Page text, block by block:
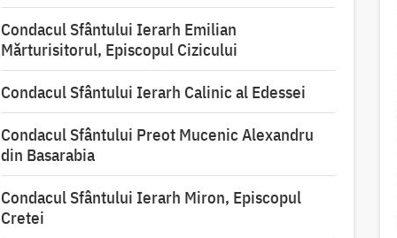
Condacul Sfântului Ierarh Emilian
Mărturisitorul, Episcopul Cizicului
Condacul Sfântului Ierarh Calinic al Edessei
Condacul Sfântului Preot Mucenic Alexandru
din Basarabia
Condacul Sfântului Ierarh Miron, Episcopul
Cretei